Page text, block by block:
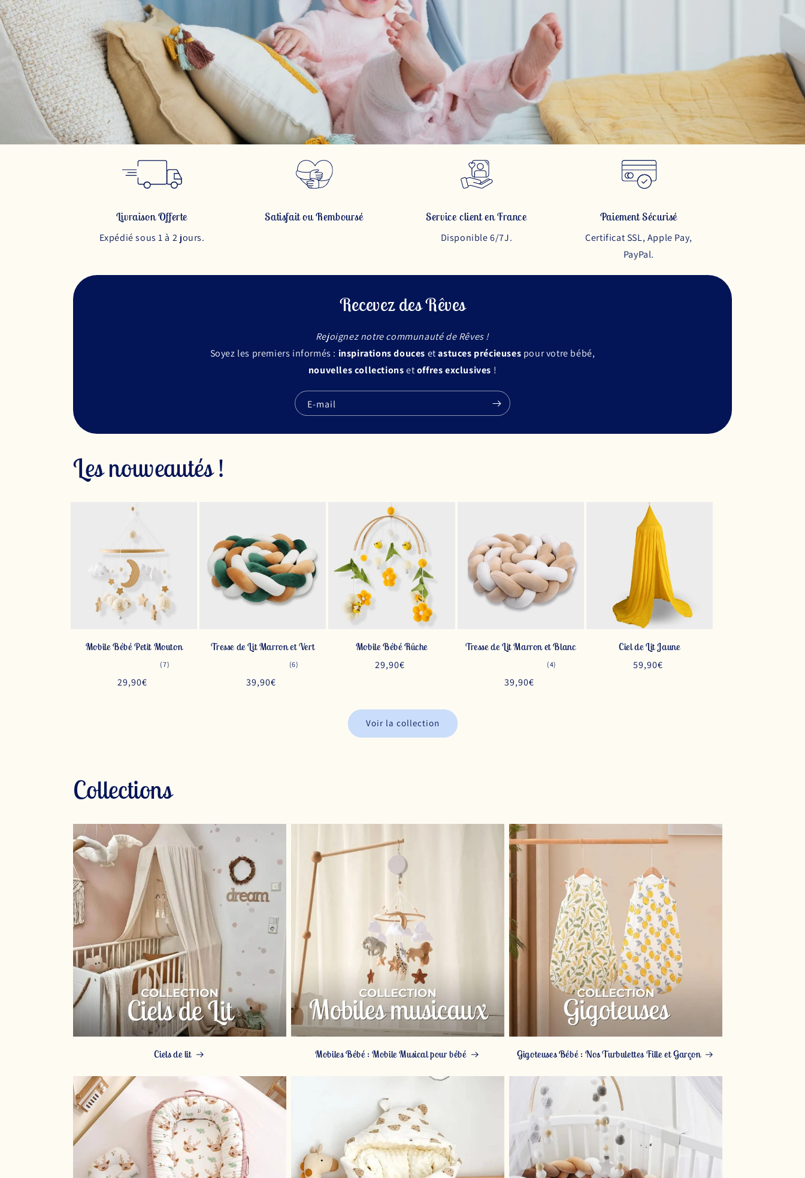
Livraison Offerte
Expédié sous 1 à 2 jours.
Satisfait ou Remboursé Service client en France
Disponible 6/7J.
Paiement Sécurisé
Certificat SSL, Apple Pay,
PayPal.
Recevez des Rêves
Rejoignez notre communauté de Rêves !
Soyez les premiers informés : inspirations douces etastuces précieuses pour votre bébé,
nouvelles collectionsetoffres exclusives !
E-mail
Les nouveautés !
Mobile Bébé Petit Mouton
(7)
Prix
29,90€
Tresse de Lit Marron et Vert
(6)
Prix
39,90€
Mobile Bébé Rûche
Prix
29,90€
Tresse de Lit Marron et Blanc
(4)
Prix
39,90€
Ciel de Lit Jaune
Prix
59,90€
Voir la collection
Collections
Ciels de lit Mobiles Bébé : Mobile Musical pour bébé Gigoteuses Bébé : Nos Turbulettes Fille et Garçon